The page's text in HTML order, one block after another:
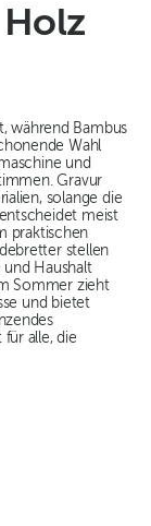
während Bambus
Wahl
und
Gravur
solange die
meist
praktischen
stellen
Haushalt
Sommer zieht
und bietet
alle, die